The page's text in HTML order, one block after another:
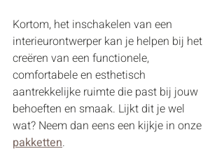
Kortom, het inschakelen van een
interieurontwerper kan je helpen bij het
creëren van een functionele,
comfortabele en esthetisch
aantrekkelijke ruimte die past bij jouw
behoeften en smaak. Lijkt dit je wel
wat? Neem dan eens een kijkje in onze
pakketten.